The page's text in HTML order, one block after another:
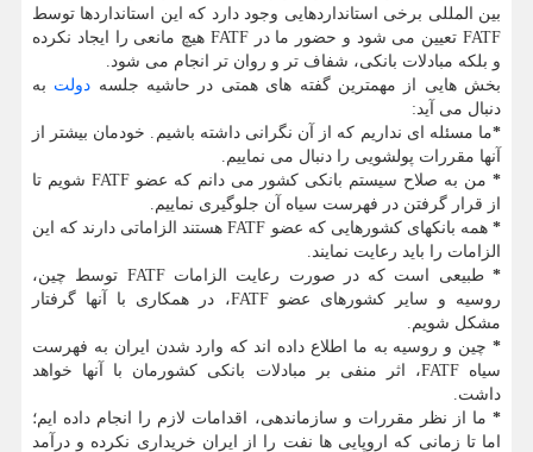
بین المللی برخی استانداردهایی وجود دارد كه این استانداردها توسط
FATF تعیین می شود و حضور ما در FATF هیچ مانعی را ایجاد نكرده
و بلكه مبادلات بانكی، شفاف تر و روان تر انجام می شود.
بخش هایی از مهمترین گفته های همتی در حاشیه جلسه دولت به
دنبال می آید:
*ما مسئله ای نداریم كه از آن نگرانی داشته باشیم. خودمان بیشتر از
آنها مقررات پولشویی را دنبال می نماییم.
*
من به صلاح سیستم بانكی كشور می دانم كه عضو FATF شویم تا
از قرار گرفتن در فهرست سیاه آن جلوگیری نماییم.
*
همه بانكهای كشورهایی كه عضو FATF هستند الزاماتی دارند كه این
الزامات را باید رعایت نمایند.
*
طبیعی است كه در صورت رعایت الزامات FATF توسط چین،
روسیه و سایر كشورهای عضو FATF، در همكاری با آنها گرفتار
مشكل شویم.
* چین و روسیه به ما اطلاع داده اند كه وارد شدن ایران به فهرست
سیاه FATF، اثر منفی بر مبادلات بانكی كشورمان با آنها خواهد
داشت.
* ما از نظر مقررات و سازماندهی، اقدامات لازم را انجام داده ایم؛
اما تا زمانی كه اروپایی ها نفت را از ایران خریداری نكرده و درآمد